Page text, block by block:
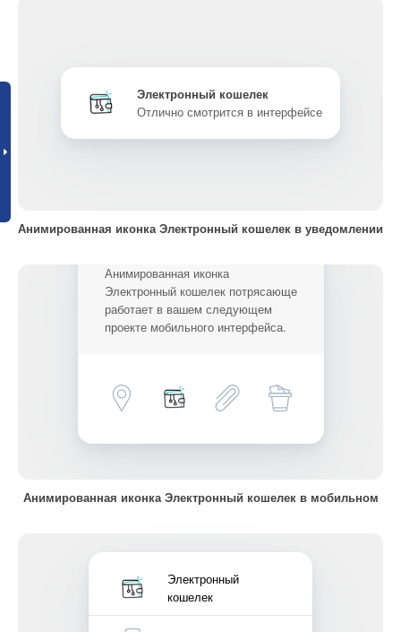
Электронный кошелек
Отлично смотрится в интерфейсе
Анимированная иконка Электронный кошелек в уведомлении
Анимированная иконка
Электронный кошелек потрясающе
работает в вашем следующем
проекте мобильного интерфейса.
Анимированная иконка Электронный кошелек в мобильном
Электронный
кошелек